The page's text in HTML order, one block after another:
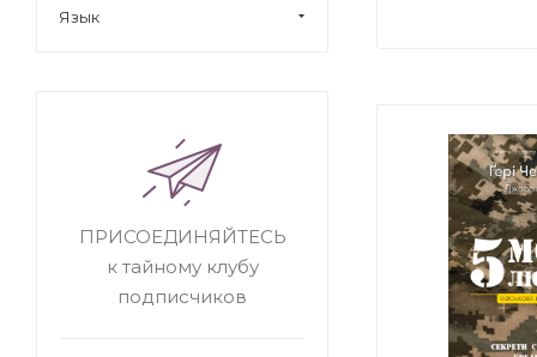
Язык
ПРИСОЕДИНЯЙТЕСЬ
к тайному клубу
подписчиков